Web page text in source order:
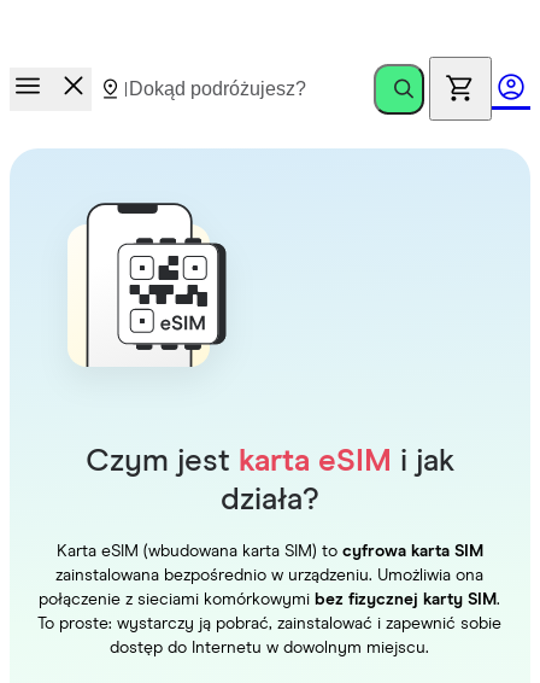
Zaproś znajomych. Zyskaj do €100
Czym jest karta eSIM i jak
działa?
Karta eSIM (wbudowana karta SIM) to cyfrowa karta SIM
zainstalowana bezpośrednio w urządzeniu. Umożliwia ona
połączenie z sieciami komórkowymi bez fizycznej karty SIM.
To proste: wystarczy ją pobrać, zainstalować i zapewnić sobie
dostęp do Internetu w dowolnym miejscu.